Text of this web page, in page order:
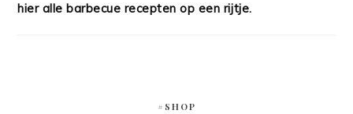
hier alle barbecue recepten op een rijtje.
#SHOP